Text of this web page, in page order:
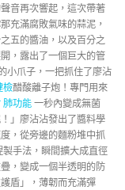
音再次響起，這次帶著
充滿腐敗氣味的蒜泥，
五的醬油，以及百分之
，露出了一個巨大的管
小爪子，一把抓住了廖沾
檢醋酸離子炮！專門用來
肺功能一秒內變成無菌
」廖沾沾發出了醬料學
，從旁邊的麵粉堆中抓
製手法，瞬間擴大成直徑
，變成一個半透明的防
盾」，薄韌而充滿彈